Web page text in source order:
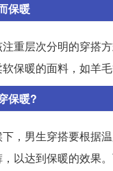
保暖
重层次分明的穿搭
保暖的面料，如羊
保暖?
，男生穿搭要根据
以达到保暖的效果